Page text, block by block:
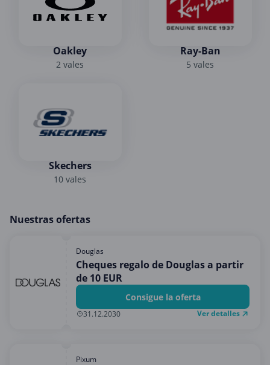
Oakley
2 vales
Ray-Ban
5 vales
Skechers
10 vales
Nuestras ofertas
Douglas
Cheques regalo de Douglas a partir
de 10 EUR
Consigue la oferta
31.12.2030 Ver detalles
Pixum